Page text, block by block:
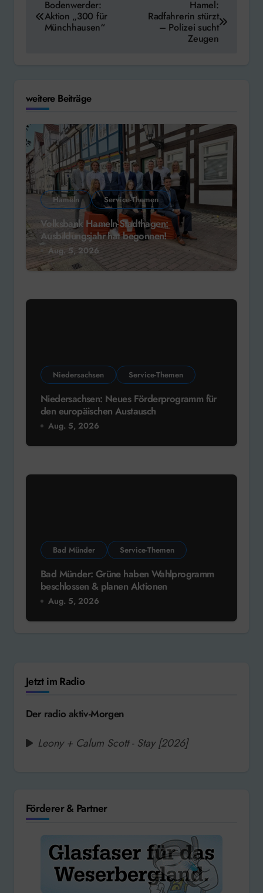
Bodenwerder:
Aktion „300 für
Münchhausen“
Hamel:
Radfahrerin stürzt
– Polizei sucht
Zeugen
weitere Beiträge
Hameln Service-Themen
Volksbank Hameln-Stadthagen:
Ausbildungsjahr hat begonnen!
Aug. 5, 2026
Niedersachsen Service-Themen
Niedersachsen: Neues Förderprogramm für
den europäischen Austausch
Aug. 5, 2026
Bad Münder Service-Themen
Bad Münder: Grüne haben Wahlprogramm
beschlossen & planen Aktionen
Aug. 5, 2026
Jetzt im Radio
Der radio aktiv-Morgen
Leony + Calum Scott - Stay [2026]
Förderer & Partner